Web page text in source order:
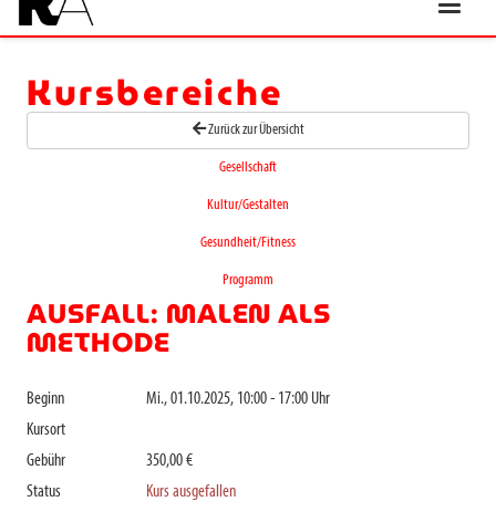
Kursbereiche
Zurück zur Übersicht
Gesellschaft
Kultur/Gestalten
Gesundheit/Fitness
Programm
AUSFALL: MALEN ALS
METHODE
Beginn
Mi., 01.10.2025, 10:00 - 17:00 Uhr
Kursort
Gebühr
350,00 €
Status
Kurs ausgefallen